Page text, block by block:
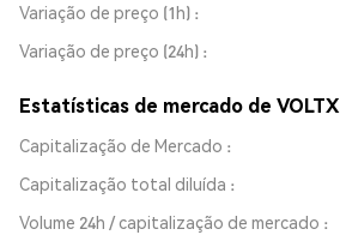
Variação de preço (1h)
Variação de preço (24h)
Estatísticas de mercado de VOLTX
Capitalização de Mercado
Capitalização total diluída
Volume 24h / capitalização de mercado